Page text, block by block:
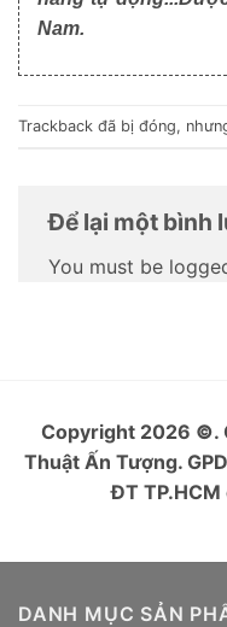
Nam.
Trackback đã bị đóng,
Để lại một bình
You must be
Copyright 2026 ©.
Thuật Ấn Tượng.
ĐT
DANH MỤC SẢN